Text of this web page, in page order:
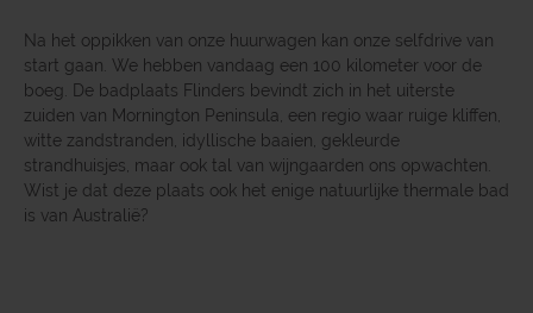
Na het oppikken van onze huurwagen kan onze selfdrive van
start gaan. We hebben vandaag een 100 kilometer voor de
boeg. De badplaats Flinders bevindt zich in het uiterste
zuiden van Mornington Peninsula, een regio waar ruige kliffen,
witte zandstranden, idyllische baaien, gekleurde
strandhuisjes, maar ook tal van wijngaarden ons opwachten.
Wist je dat deze plaats ook het enige natuurlijke thermale bad
is van Australië?